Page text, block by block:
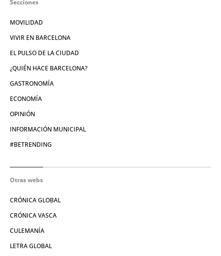
Secciones
MOVILIDAD
VIVIR EN BARCELONA
EL PULSO DE LA CIUDAD
¿QUIÉN HACE BARCELONA?
GASTRONOMÍA
ECONOMÍA
OPINIÓN
INFORMACIÓN MUNICIPAL
#BETRENDING
Otras webs
CRÓNICA GLOBAL
CRÓNICA VASCA
CULEMANÍA
LETRA GLOBAL